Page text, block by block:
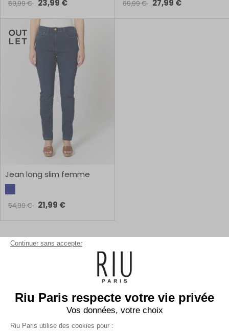
59,99 € 23,99 € 69,99 € 27,99 €
Jean long slim femme
54,99 € 21,99 €
Continuer sans accepter
Riu Paris respecte votre vie privée
Vos données, votre choix
Riu Paris utilise des cookies pour :